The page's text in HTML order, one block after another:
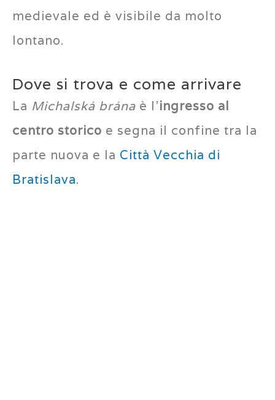
medievale ed è visibile da molto
lontano.
Dove si trova e come arrivare
La Michalská brána è l’ingresso al
centro storico e segna il confine tra la
parte nuova e la Città Vecchia di
Bratislava.